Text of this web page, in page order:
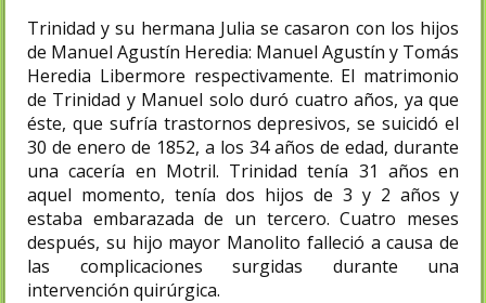
Trinidad y su hermana Julia se casaron con los hijos
de Manuel Agustín Heredia: Manuel Agustín y Tomás
Heredia Libermore respectivamente. El matrimonio
de Trinidad y Manuel solo duró cuatro años, ya que
éste, que sufría trastornos depresivos, se suicidó el
30 de enero de 1852, a los 34 años de edad, durante
una cacería en Motril. Trinidad tenía 31 años en
aquel momento, tenía dos hijos de 3 y 2 años y
estaba embarazada de un tercero. Cuatro meses
después, su hijo mayor Manolito falleció a causa de
las complicaciones surgidas durante una
intervención quirúrgica.